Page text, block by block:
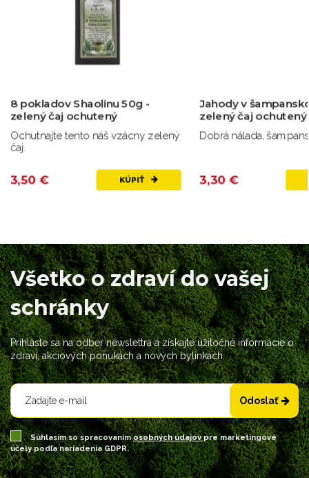
8 pokladov Shaolinu 50g -
zelený čaj ochutený
Ochutnajte tento náš vzácny zelený
čaj.
3,50 € KÚPIŤ
Jahody v
zelený čaj ochutený
Dobrá nálada,
3,30 €
Všetko o zdraví do vašej
schránky
Prihláste sa na odber newslettra a získajte užitočné informácie o
zdraví, akciových ponukách a nových bylinkách.
Odoslať
Súhlasím so spracovanímosobných údajovpre marketingové
účely podľa nariadenia GDPR.